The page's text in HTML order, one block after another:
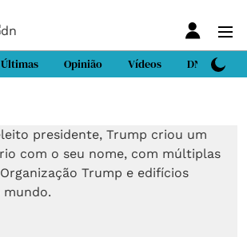
Últimas Opinião Vídeos DN Sport